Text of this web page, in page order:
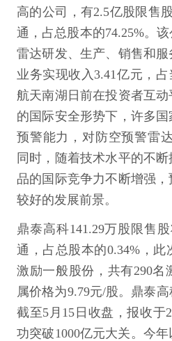
高的公司，有2.5亿股限售
通，占总股本的74.25%。
雷达研发、生产、销售和
业务实现收入3.41亿元，占
航天南湖日前在投资者互
的国际安全形势下，许多
预警能力，对防空预警雷
同时，随着技术水平的不
品的国际竞争力不断增强
较好的发展前景。
鼎泰高科141.29万股限售
通，占总股本的0.34%，
激励一般股份，共有290名
属价格为9.79元/股。鼎泰
截至5月15日收盘，报收于
功突破1000亿元大关。今